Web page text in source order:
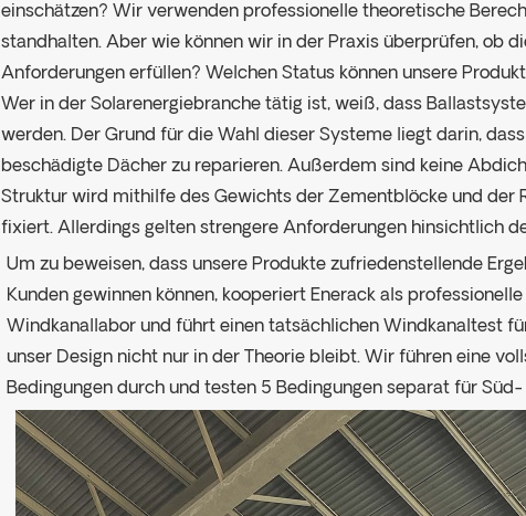
einschätzen? Wir verwenden professionelle theoretische
standhalten. Aber wie können wir in der Praxis überprüfen, ob
Anforderungen erfüllen? Welchen Status können unsere
Wer in der Solarenergiebranche tätig ist, weiß, dass
werden. Der Grund für die Wahl dieser Systeme liegt darin,
beschädigte Dächer zu reparieren. Außerdem sind keine
Struktur wird mithilfe des Gewichts der Zementblöcke und der
fixiert. Allerdings gelten strengere Anforderungen hinsichtlich
Um zu beweisen, dass unsere Produkte zufriedenstellende
Kunden gewinnen können, kooperiert Enerack als
Windkanallabor und führt einen tatsächlichen Windkanaltest
unser Design nicht nur in der Theorie bleibt. Wir führen eine
Bedingungen durch und testen 5 Bedingungen separat für